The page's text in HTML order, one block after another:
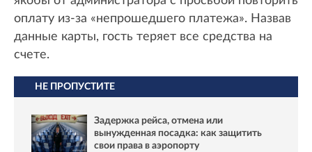
оплату из-за «непрошедшего платежа». Назвав
данные карты, гость теряет все средства на
счете.
НЕ ПРОПУСТИТЕ
Задержка рейса, отмена или
вынужденная посадка: как защитить
свои права в аэропорту